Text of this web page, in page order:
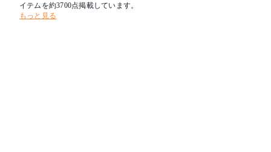
イテムを約3700点掲載しています。
もっと見る